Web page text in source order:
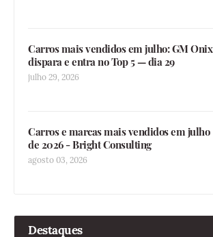
Carros mais vendidos em julho: GM Onix
dispara e entra no Top 5 — dia 29
julho 29, 2026
Carros e marcas mais vendidos em julho
de 2026 - Bright Consulting
agosto 03, 2026
Destaques